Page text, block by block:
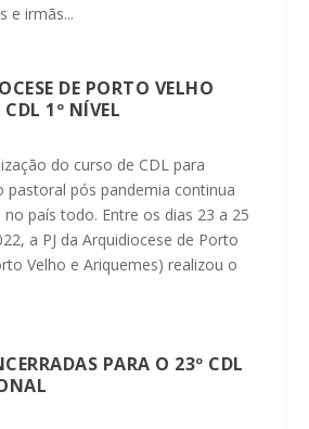
e irmãs...
DE PORTO VELHO
1º NÍVEL
do curso de CDL para
pós pandemia continua
país todo. Entre os dias 23 a 25
a PJ da Arquidiocese de Porto
Velho e Ariquemes) realizou o
PARA O 23º CDL